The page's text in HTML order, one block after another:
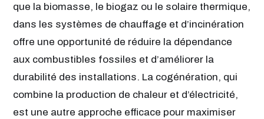
que la biomasse, le biogaz ou le solaire thermique,
dans les systèmes de chauffage et d’incinération
offre une opportunité de réduire la dépendance
aux combustibles fossiles et d’améliorer la
durabilité des installations. La cogénération, qui
combine la production de chaleur et d’électricité,
est une autre approche efficace pour maximiser